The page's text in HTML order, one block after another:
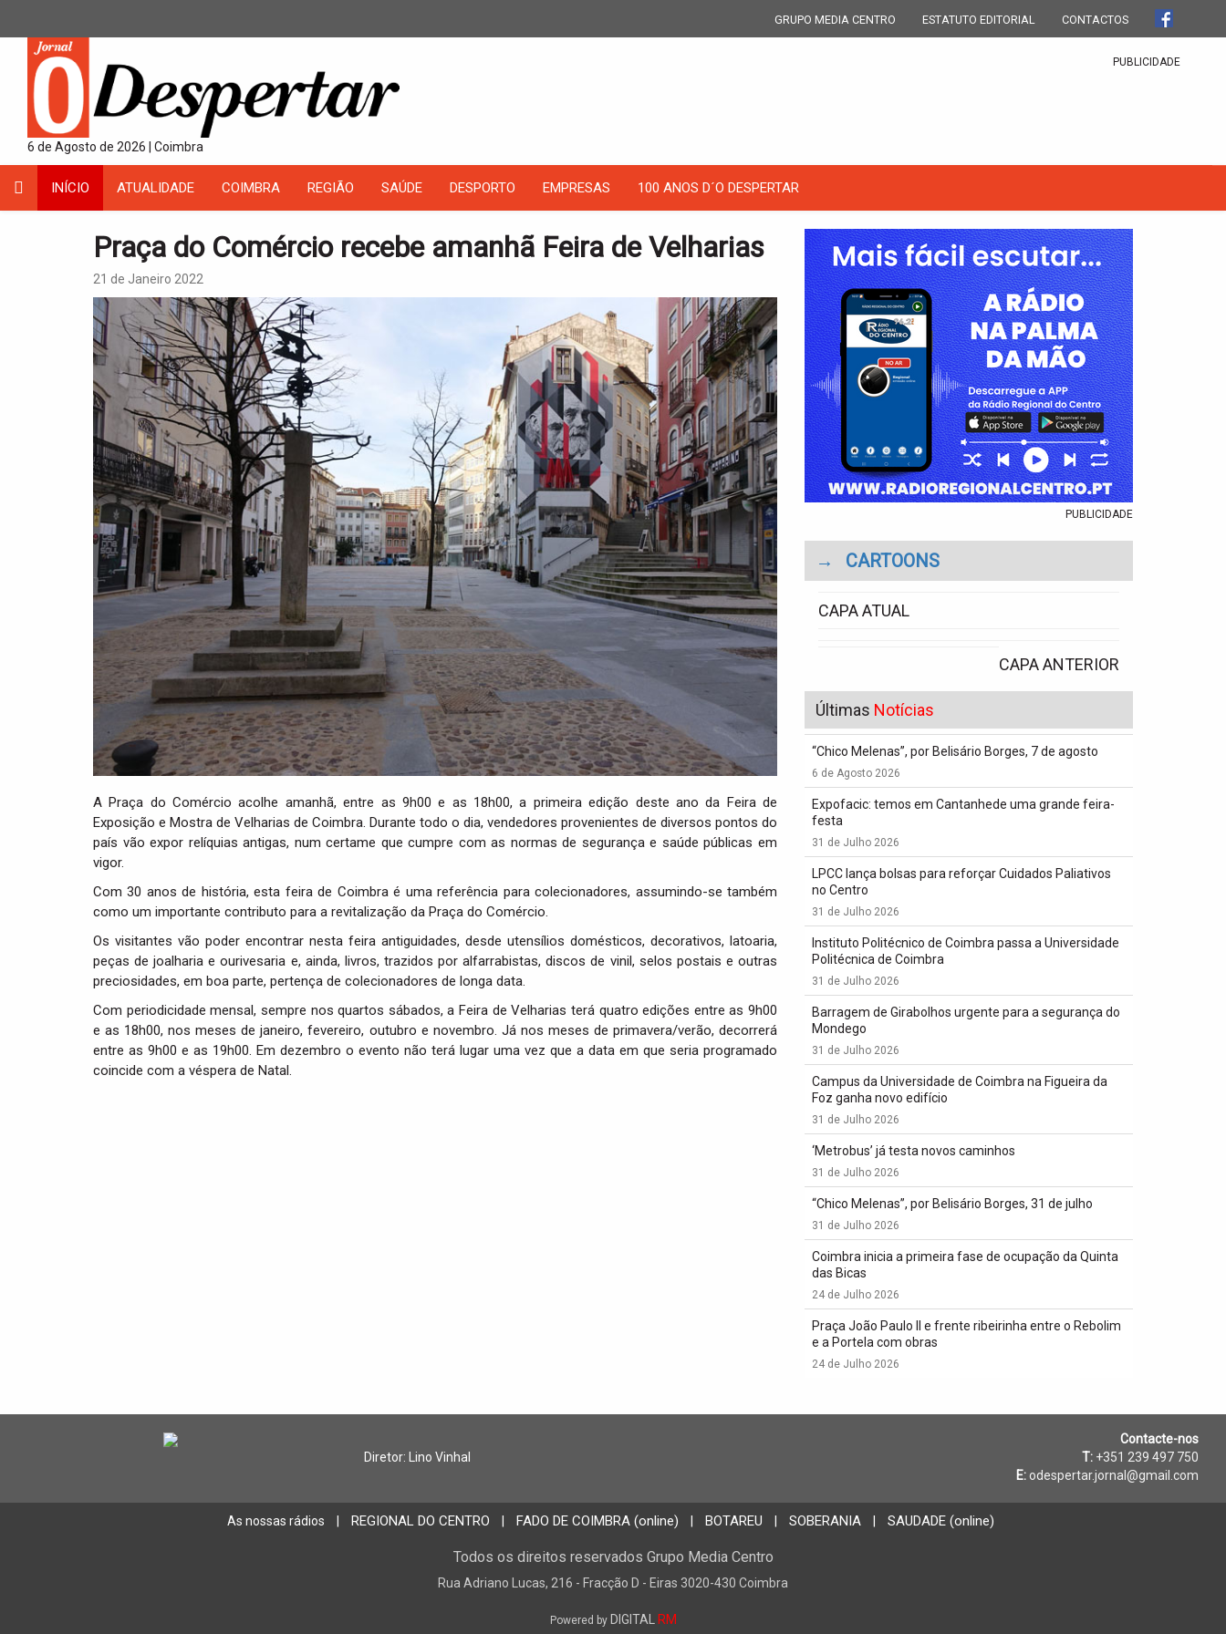
GRUPO MEDIA CENTRO ESTATUTO EDITORIAL CONTACTOS
6 de Agosto de 2026 | Coimbra
PUBLICIDADE
INÍCIO ATUALIDADE COIMBRA REGIÃO SAÚDE DESPORTO EMPRESAS 100 ANOS D´O DESPERTAR
Praça do Comércio recebe amanhã Feira de Velharias
21 de Janeiro 2022
A Praça do Comércio acolhe amanhã, entre as 9h00 e as 18h00, a primeira edição deste ano da Feira de
Exposição e Mostra de Velharias de Coimbra. Durante todo o dia, vendedores provenientes de diversos pontos do
país vão expor relíquias antigas, num certame que cumpre com as normas de segurança e saúde públicas em
vigor.
Com 30 anos de história, esta feira de Coimbra é uma referência para colecionadores, assumindo-se também
como um importante contributo para a revitalização da Praça do Comércio.
Os visitantes vão poder encontrar nesta feira antiguidades, desde utensílios domésticos, decorativos, latoaria,
peças de joalharia e ourivesaria e, ainda, livros, trazidos por alfarrabistas, discos de vinil, selos postais e outras
preciosidades, em boa parte, pertença de colecionadores de longa data.
Com periodicidade mensal, sempre nos quartos sábados, a Feira de Velharias terá quatro edições entre as 9h00
e as 18h00, nos meses de janeiro, fevereiro, outubro e novembro. Já nos meses de primavera/verão, decorrerá
entre as 9h00 e as 19h00. Em dezembro o evento não terá lugar uma vez que a data em que seria programado
coincide com a véspera de Natal.
PUBLICIDADE
→ CARTOONS
CAPA ATUAL
CAPA ANTERIOR
Últimas Notícias
“Chico Melenas”, por Belisário Borges, 7 de agosto
6 de Agosto 2026
Expofacic: temos em Cantanhede uma grande feira-
festa
31 de Julho 2026
LPCC lança bolsas para reforçar Cuidados Paliativos
no Centro
31 de Julho 2026
Instituto Politécnico de Coimbra passa a Universidade
Politécnica de Coimbra
31 de Julho 2026
Barragem de Girabolhos urgente para a segurança do
Mondego
31 de Julho 2026
Campus da Universidade de Coimbra na Figueira da
Foz ganha novo edifício
31 de Julho 2026
‘Metrobus’ já testa novos caminhos
31 de Julho 2026
“Chico Melenas”, por Belisário Borges, 31 de julho
31 de Julho 2026
Coimbra inicia a primeira fase de ocupação da Quinta
das Bicas
24 de Julho 2026
Praça João Paulo II e frente ribeirinha entre o Rebolim
e a Portela com obras
24 de Julho 2026
Diretor: Lino Vinhal
Contacte-nos
T: +351 239 497 750
E: odespertar.jornal@gmail.com
As nossas rádios | REGIONAL DO CENTRO | FADO DE COIMBRA (online) | BOTAREU | SOBERANIA | SAUDADE (online)
Todos os direitos reservados Grupo Media Centro
Rua Adriano Lucas, 216 - Fracção D - Eiras 3020-430 Coimbra
Powered byDIGITAL RM